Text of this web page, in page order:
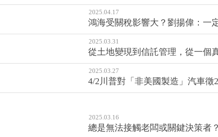
2025.04.17
鴻海受關稅影響大？劉揚偉：一
2025.03.31
從土地變現到信託管理，從一個
2025.03.27
4/2川普對「非美國製造」汽車
2025.03.16
總是無法接觸老闆或關鍵決策者